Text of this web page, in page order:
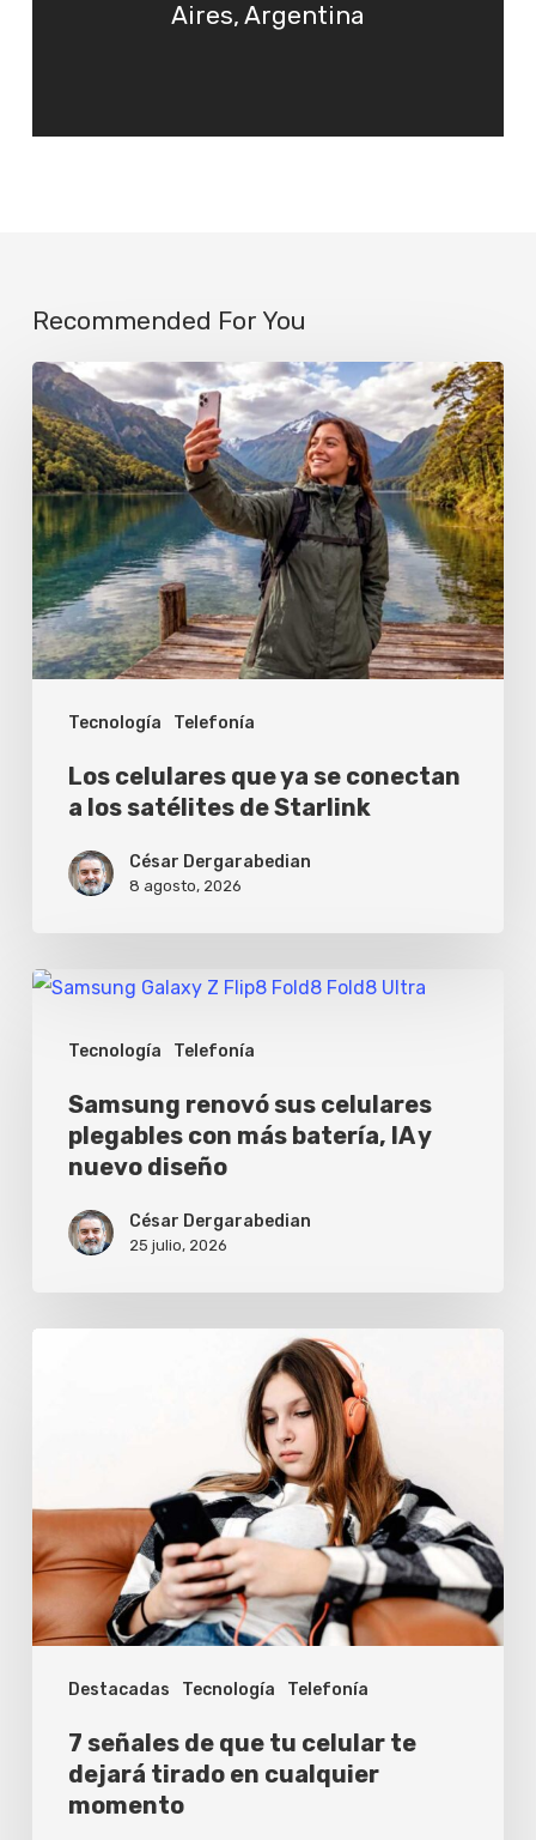
Aires, Argentina
Recommended For You
Tecnología Telefonía
Los
celulares
que
ya
se
conectan
a
los
satélites
StarlinkLos celulares que ya se conectan
a los satélites de Starlink
César Dergarabedian
8 agosto, 2026
Tecnología Telefonía
Samsung
celulares
plegables
batería,
y
Samsung renovó sus celulares
plegables con más batería, IA y
nuevo diseño
César Dergarabedian
25 julio, 2026
Destacadas Tecnología Telefonía
celular
te
dejará
tirado
cualquier
momento
7 señales de que tu celular te
dejará tirado en cualquier
momento